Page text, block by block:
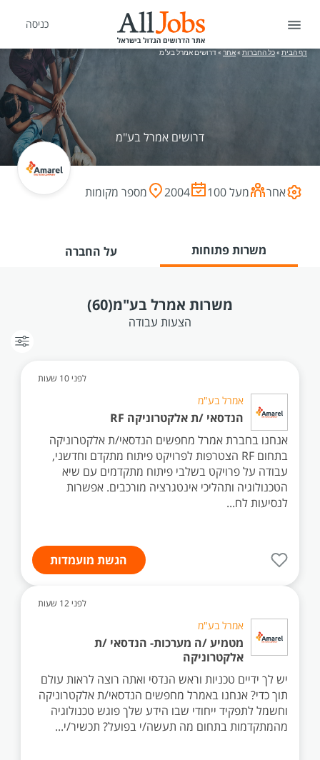
כניסה
דף הבית »כל החברות »אחר »דרושים אמרל בע"מ
דרושים אמרל בע"מ
אחר מעל 100 2004 מספר מקומות
משרות פתוחות על החברה
משרות אמרל בע"מ(60)
הצעות עבודה
לפני 10 שעות
אמרל בע"מ
הנדסאי /ת אלקטרוניקה RF
אנחנו בחברת אמרל מחפשים הנדסאי/ת אלקטרוניקה
בתחום RF הצטרפות לפרויקט פיתוח מתקדם וחדשני,
עבודה על פרויקט בשלבי פיתוח מתקדמים עם שיא
הטכנולוגיה ותהליכי אינטגרציה מורכבים. אפשרות
לנסיעות לח...
הגשת מועמדות
לפני 12 שעות
אמרל בע"מ
מטמיע /ה מערכות- הנדסאי /ת
אלקטרוניקה
יש לך ידיים טכניות וראש הנדסי ואתה רוצה לראות עולם
תוך כדי? אנחנו באמרל מחפשים הנדסאי/ת אלקטרוניקה
וחשמל לתפקיד ייחודי שבו הידע שלך פוגש טכנולוגיה
מהמתקדמות בתחום מה תעשה/י בפועל? תכשיר/י...